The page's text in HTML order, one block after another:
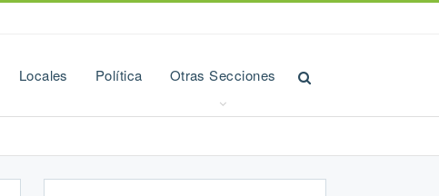
Locales Política Otras Secciones